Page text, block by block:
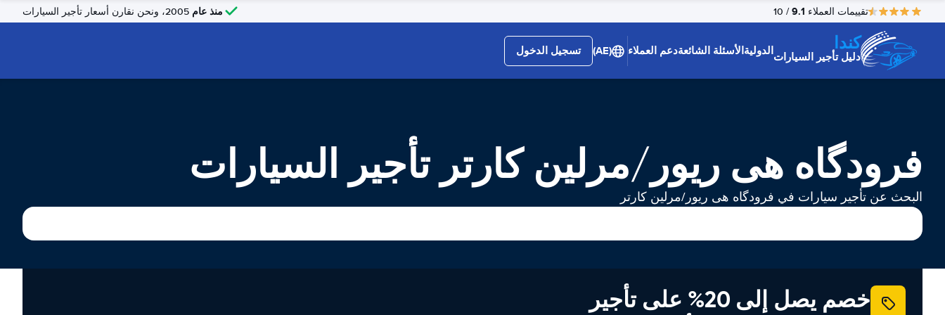
تقييمات العملاء 9.1
/ 10 منذ عام
كندا
دليل تأجير السياراتالدوليةالأسئلة الشائعةدعم العملاء (AE) تسجيل الدخول
فرودگاه هی ریور/مرلین کارتر تأجير السيارات
البحث عن تأجير سيارات في فرودگاه هی ریور/مرلین کارتر
خصم يصل إلى 20% على تأجير